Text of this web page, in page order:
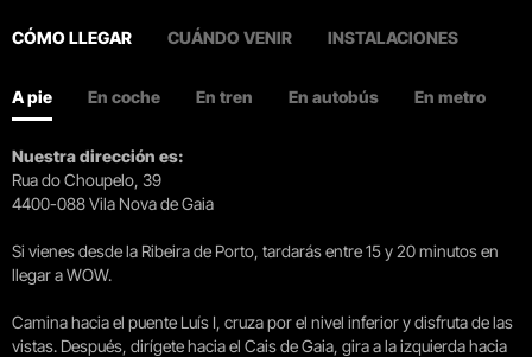
CÓMO LLEGAR CUÁNDO VENIR INSTALACIONES
A pie En coche En tren En autobús En metro
Nuestra dirección es:
Rua do Choupelo, 39
4400-088 Vila Nova de Gaia
Si vienes desde la Ribeira de Porto, tardarás entre 15 y 20 minutos en
llegar a WOW.
Camina hacia el puente Luís I, cruza por el nivel inferior y disfruta de las
vistas. Después, dirígete hacia el Cais de Gaia, gira a la izquierda hacia